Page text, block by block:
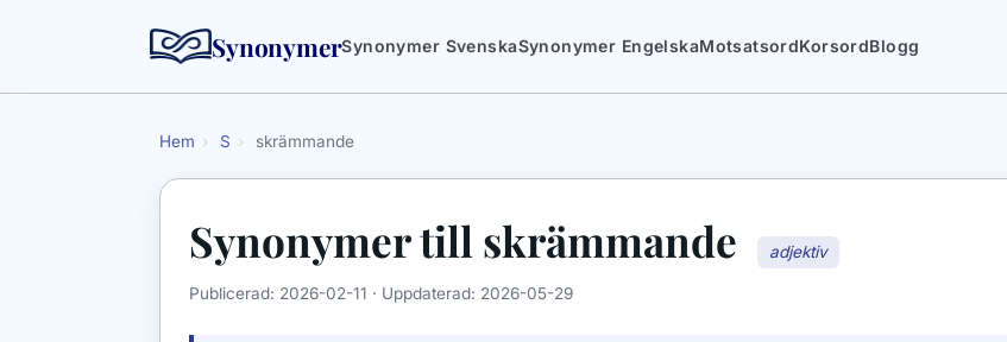
SynonymerSynonymer SvenskaSynonymer EngelskaMotsatsordKorsordBlogg
Hem › S › skrämmande
Synonymer till skrämmande adjektiv
Publicerad: 2026-02-11 · Uppdaterad: 2026-05-29